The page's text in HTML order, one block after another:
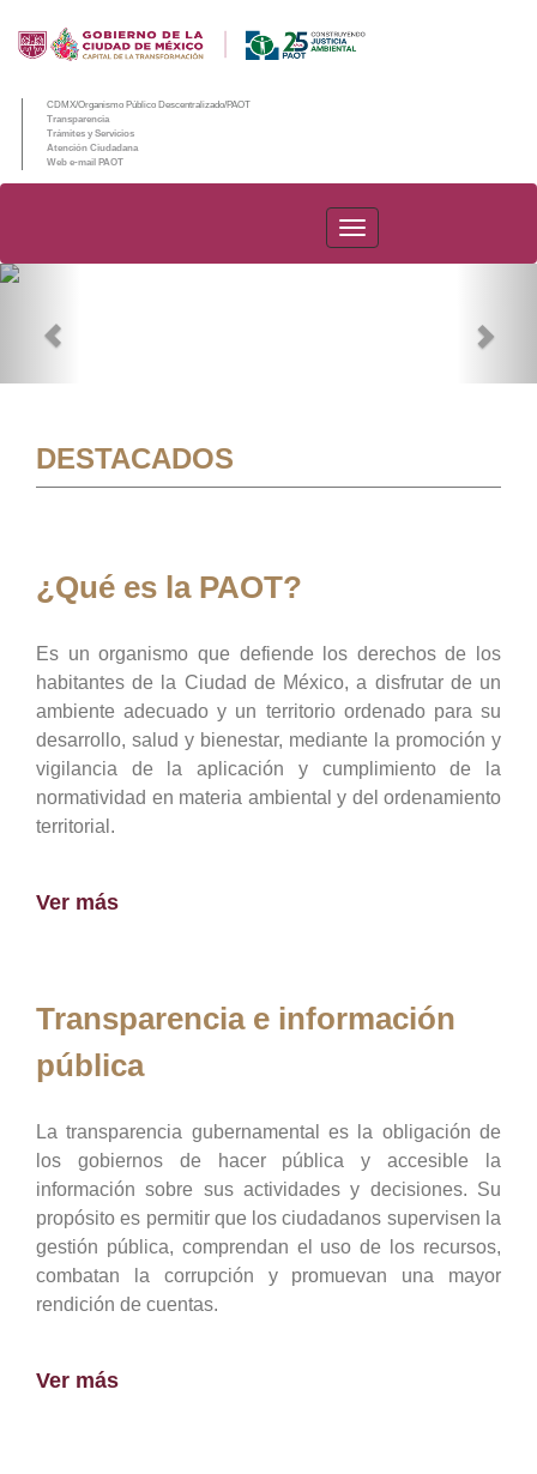
CDMX/Organismo Público Descentralizado/PAOT
Transparencia
Trámites y Servicios
Atención Ciudadana
Web e-mail PAOT
PAOT
DESTACADOS
¿Qué es la PAOT?
Es un organismo que defiende los derechos de los
habitantes de la Ciudad de México, a disfrutar de un
ambiente adecuado y un territorio ordenado para su
desarrollo, salud y bienestar, mediante la promoción y
vigilancia de la aplicación y cumplimiento de la
normatividad en materia ambiental y del ordenamiento
territorial.
Ver más
Transparencia e información
pública
La transparencia gubernamental es la obligación de
los gobiernos de hacer pública y accesible la
información sobre sus actividades y decisiones. Su
propósito es permitir que los ciudadanos supervisen la
gestión pública, comprendan el uso de los recursos,
combatan la corrupción y promuevan una mayor
rendición de cuentas.
Ver más